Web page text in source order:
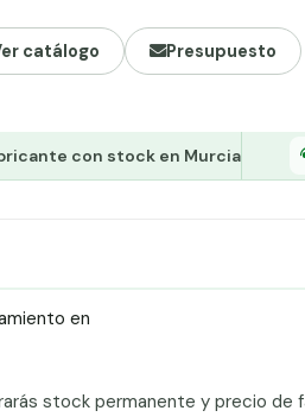
catálogo Presupuesto
con stock en Murcia
en
stock permanente y precio de